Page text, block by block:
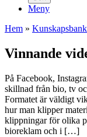
Meny
Hem »
Vinnande
På Facebook,
skillnad från bio, tv
Formatet är väldigt
hur man klipper
klippningar för olika
bioreklam och i […]